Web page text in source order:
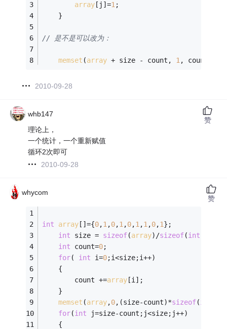
array [j]=1;
    }
// 是不是可以改为：
memset (array + size - count, 1, count *
2010-09-28
whb147
理论上，
一个统计，一个重新赋值
循环2次即可
2010-09-28
赞
whycom
int array[]={0,1 ,0,1 ,0,1 ,1 ,0,1};
int size = sizeof(array)/sizeof(int
int count=0;
for( int i=0;i<size;i++)
	{
		count +=
array[i];
	}
memset (array,0,(size-count)*sizeof(int
for(int j=size-count;j<size;j++)
	{
赞